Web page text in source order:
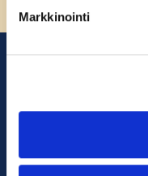
Markkinointi